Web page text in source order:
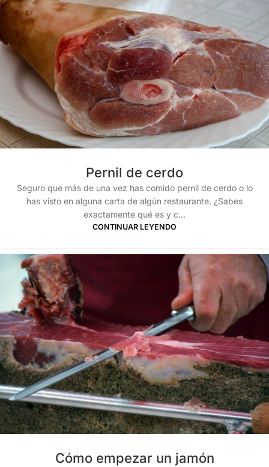
Pernil de cerdo
Seguro que más de una vez has comido pernil de cerdo o lo
has visto en alguna carta de algún restaurante. ¿Sabes
exactamente qué es y c...
CONTINUAR LEYENDO
Cómo empezar un jamón